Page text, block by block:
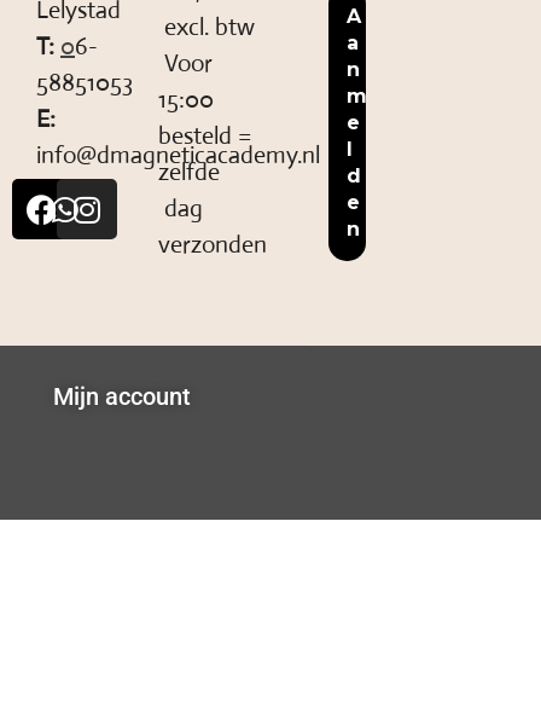
Lelystad
T: 06-
58851053
E:
info@dmagneticacademy.nl
excl. btw
Voor
15:00
besteld =
zelfde
dag
verzonden
Mijn account